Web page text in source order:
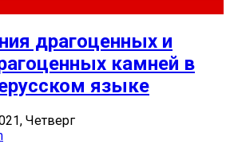
драгоценных и
камней в
языке
Четверг